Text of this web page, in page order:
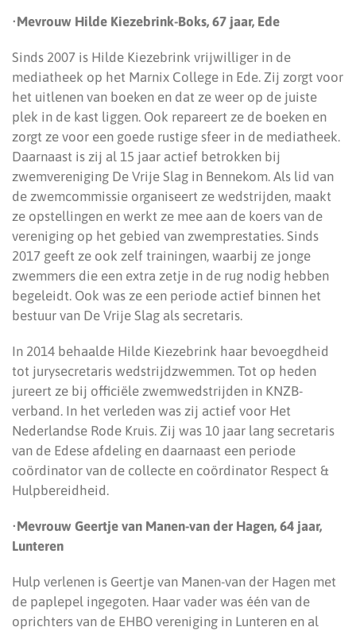
•Mevrouw Hilde Kiezebrink-Boks, 67 jaar, Ede
Sinds 2007 is Hilde Kiezebrink vrijwilliger in de
mediatheek op het Marnix College in Ede. Zij zorgt voor
het uitlenen van boeken en dat ze weer op de juiste
plek in de kast liggen. Ook repareert ze de boeken en
zorgt ze voor een goede rustige sfeer in de mediatheek.
Daarnaast is zij al 15 jaar actief betrokken bij
zwemvereniging De Vrije Slag in Bennekom. Als lid van
de zwemcommissie organiseert ze wedstrijden, maakt
ze opstellingen en werkt ze mee aan de koers van de
vereniging op het gebied van zwemprestaties. Sinds
2017 geeft ze ook zelf trainingen, waarbij ze jonge
zwemmers die een extra zetje in de rug nodig hebben
begeleidt. Ook was ze een periode actief binnen het
bestuur van De Vrije Slag als secretaris.
In 2014 behaalde Hilde Kiezebrink haar bevoegdheid
tot jurysecretaris wedstrijdzwemmen. Tot op heden
jureert ze bij officiële zwemwedstrijden in KNZB-
verband. In het verleden was zij actief voor Het
Nederlandse Rode Kruis. Zij was 10 jaar lang secretaris
van de Edese afdeling en daarnaast een periode
coördinator van de collecte en coördinator Respect &
Hulpbereidheid.
•Mevrouw Geertje van Manen-van der Hagen, 64 jaar,
Lunteren
Hulp verlenen is Geertje van Manen-van der Hagen met
de paplepel ingegoten. Haar vader was één van de
oprichters van de EHBO vereniging in Lunteren en al